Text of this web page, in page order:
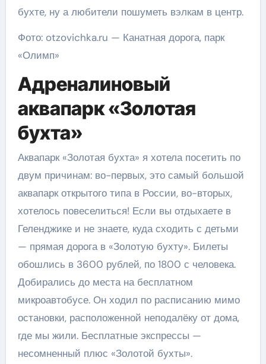
бухте, ну а любители пошуметь вэлкам в центр.
Фото: otzovichka.ru — Канатная дорога, парк
«Олимп»
Адреналиновый
аквапарк «Золотая
бухта»
Аквапарк «Золотая бухта» я хотела посетить по
двум причинам: во-первых, это самый большой
аквапарк открытого типа в России, во-вторых,
хотелось повеселиться! Если вы отдыхаете в
Геленджике и не знаете, куда сходить с детьми
— прямая дорога в «Золотую бухту». Билеты
обошлись в 3600 рублей, по 1800 с человека.
Добирались до места на бесплатном
микроавтобусе. Он ходил по расписанию мимо
остановки, расположенной неподалёку от дома,
где мы жили. Бесплатные экспрессы —
несомненный плюс «Золотой бухты».